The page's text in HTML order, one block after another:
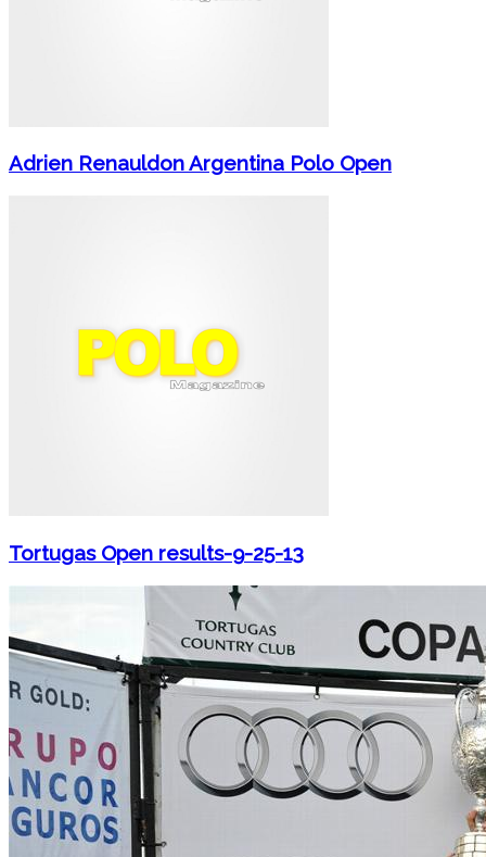
Adrien Renauldon Argentina Polo Open
Tortugas Open results-9-25-13